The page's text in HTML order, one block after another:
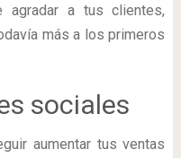
agradar a tus clientes,
más a los primeros
sociales
aumentar tus ventas